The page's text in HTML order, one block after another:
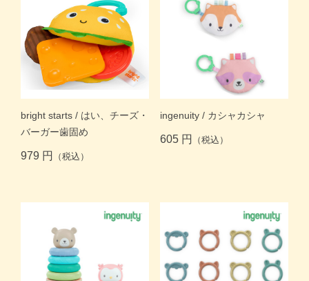
bright starts / はい、チーズ・
バーガー歯固め
979 円 （税込）
ingenuity / カシャカシャ
605 円 （税込）